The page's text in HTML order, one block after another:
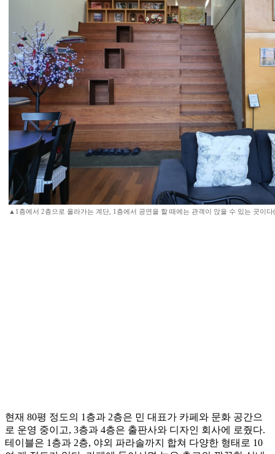
▲1층에서 2층으로 올라가는 계단, 1층에서 공연을 할 때에는 관객이 앉을 수 있는 곳이
현재 80평 정도의 1층과 2층은 민 대표가 카페와 문화 공간으
로 운영 중이고, 3층과 4층은 출판사와 디자인 회사에 로줬다.
테이블은 1층과 2층, 야외 파라솔까지 합쳐 다양한 형태로 10